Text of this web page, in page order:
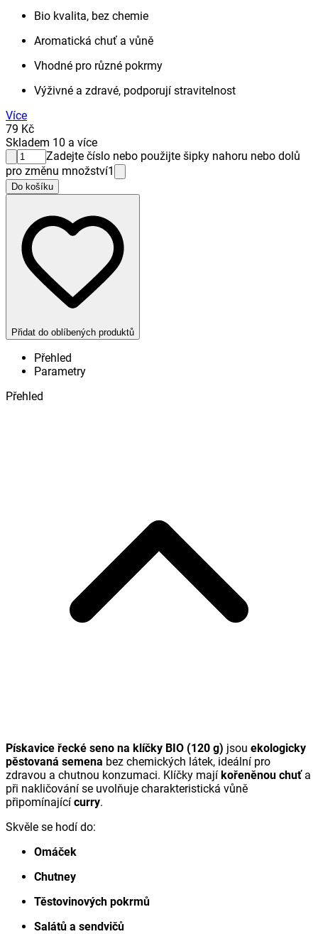
Bio kvalita, bez chemie
Aromatická chuť a vůně
Vhodné pro různé pokrmy
Výživné a zdravé, podporují stravitelnost
Více
79 Kč
Skladem 10 a více
Zadejte číslo nebo použijte šipky nahoru nebo dolů
pro změnu množství1
Do košíku
Přidat do oblíbených produktů
Přehled
Parametry
Přehled
Pískavice řecké seno na klíčky BIO (120 g) jsou ekologicky
pěstovaná semena bez chemických látek, ideální pro
zdravou a chutnou konzumaci. Klíčky mají kořeněnou chuťa
při nakličování se uvolňuje charakteristická vůně
připomínající curry.
Skvěle se hodí do:
Omáček
Chutney
Těstovinových pokrmů
Salátů a sendvičů